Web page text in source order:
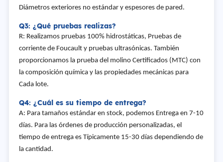
Diámetros exteriores no estándar y espesores de pared.
Q3: ¿Qué pruebas realizas?
R: Realizamos pruebas 100% hidrostáticas, Pruebas de
corriente de Foucault y pruebas ultrasónicas. También
proporcionamos la prueba del molino Certificados (MTC) con
la composición química y las propiedades mecánicas para
Cada lote.
Q4: ¿Cuál es su tiempo de entrega?
A: Para tamaños estándar en stock, podemos Entrega en 7-10
días. Para las órdenes de producción personalizadas, el
tiempo de entrega es Típicamente 15-30 días dependiendo de
la cantidad.